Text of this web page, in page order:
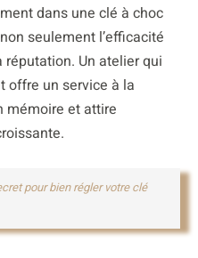
dans une clé à choc
seulement l’efficacité
Un atelier qui
offre un service à la
mémoire et attire
pour bien régler votre clé